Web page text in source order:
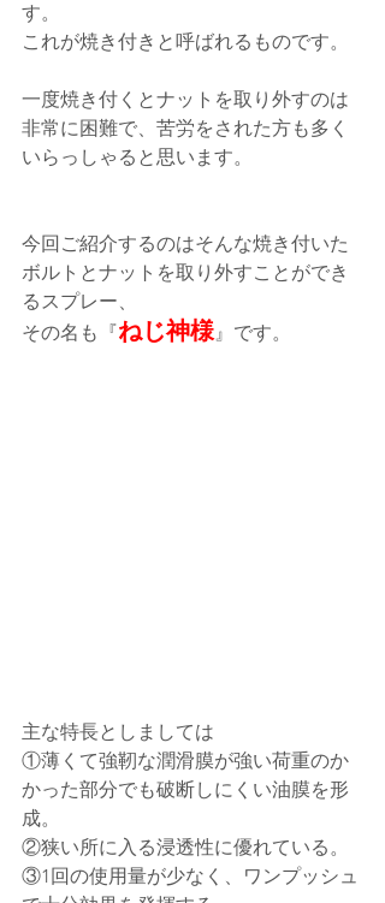
す。
これが焼き付きと呼ばれるものです。
一度焼き付くとナットを取り外すのは
非常に困難で、苦労をされた方も多く
いらっしゃると思います。
今回ご紹介するのはそんな焼き付いた
ボルトとナットを取り外すことができ
るスプレー、
その名も『ねじ神様』です。
主な特長としましては
①薄くて強靭な潤滑膜が強い荷重のか
かった部分でも破断しにくい油膜を形
成。
②狭い所に入る浸透性に優れている。
③1回の使用量が少なく、ワンプッシュ